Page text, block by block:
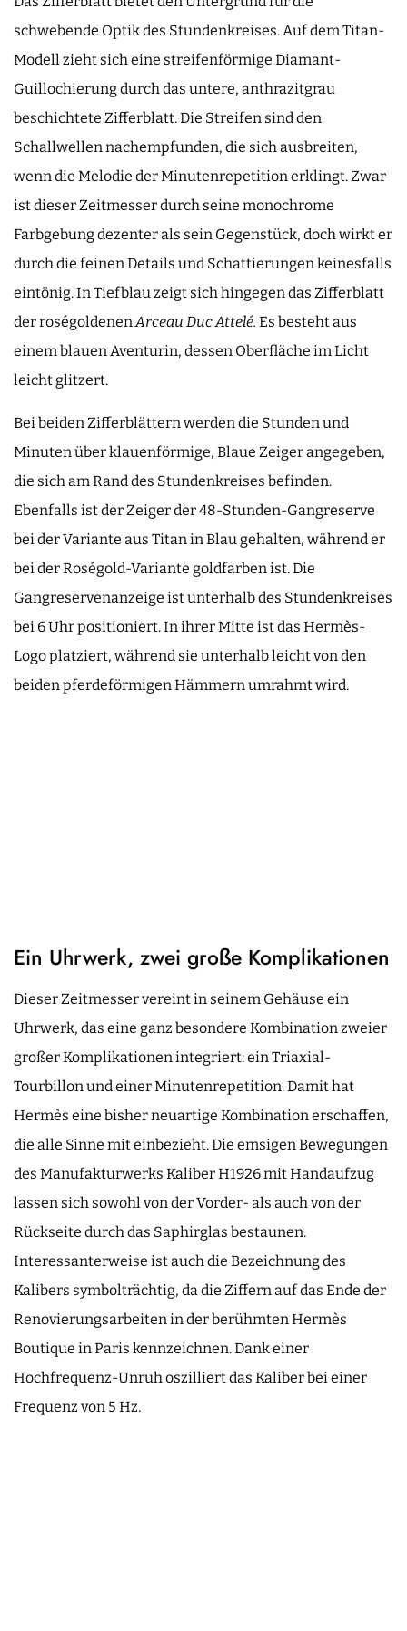
schwebende Optik des Stundenkreises. Auf dem Titan-
Modell zieht sich eine streifenförmige Diamant-
Guillochierung durch das untere, anthrazitgrau
beschichtete Zifferblatt. Die Streifen sind den
Schallwellen nachempfunden, die sich ausbreiten,
wenn die Melodie der Minutenrepetition erklingt. Zwar
ist dieser Zeitmesser durch seine monochrome
Farbgebung dezenter als sein Gegenstück, doch wirkt er
durch die feinen Details und Schattierungen keinesfalls
eintönig. In Tiefblau zeigt sich hingegen das Zifferblatt
der roségoldenen Arceau Duc Attelé. Es besteht aus
einem blauen Aventurin, dessen Oberfläche im Licht
leicht glitzert.
Bei beiden Zifferblättern werden die Stunden und
Minuten über klauenförmige, Blaue Zeiger angegeben,
die sich am Rand des Stundenkreises befinden.
Ebenfalls ist der Zeiger der 48-Stunden-Gangreserve
bei der Variante aus Titan in Blau gehalten, während er
bei der Roségold-Variante goldfarben ist. Die
Gangreservenanzeige ist unterhalb des Stundenkreises
bei 6 Uhr positioniert. In ihrer Mitte ist das Hermès-
Logo platziert, während sie unterhalb leicht von den
beiden pferdeförmigen Hämmern umrahmt wird.
Ein Uhrwerk, zwei große Komplikationen
Dieser Zeitmesser vereint in seinem Gehäuse ein
Uhrwerk, das eine ganz besondere Kombination zweier
großer Komplikationen integriert: ein Triaxial-
Tourbillon und einer Minutenrepetition. Damit hat
Hermès eine bisher neuartige Kombination erschaffen,
die alle Sinne mit einbezieht. Die emsigen Bewegungen
des Manufakturwerks Kaliber H1926 mit Handaufzug
lassen sich sowohl von der Vorder- als auch von der
Rückseite durch das Saphirglas bestaunen.
Interessanterweise ist auch die Bezeichnung des
Kalibers symbolträchtig, da die Ziffern auf das Ende der
Renovierungsarbeiten in der berühmten Hermès
Boutique in Paris kennzeichnen. Dank einer
Hochfrequenz-Unruh oszilliert das Kaliber bei einer
Frequenz von 5 Hz.